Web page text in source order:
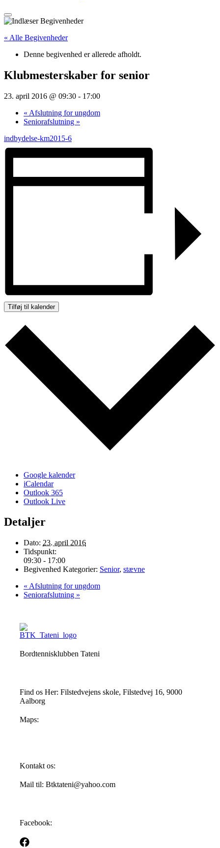
« Alle Begivenheder
Denne begivenhed er allerede afholdt.
Klubmesterskaber for senior
23. april 2016 @ 09:30 - 17:00
« Afslutning for ungdom
Seniorafslutning »
indbydelse-km2015-6
Tilføj til kalender
Google kalender
iCalendar
Outlook 365
Outlook Live
Detaljer
Dato: 23. april 2016
Tidspunkt:
09:30 - 17:00
Begivenhed Kategorier: Senior, stævne
« Afslutning for ungdom
Seniorafslutning »
Bordtennisklubben Tateni
Find os Her: Filstedvejens skole, Filstedvej 16, 9000
Aalborg
Maps:
Kontakt os:
Mail til: Btktateni@yahoo.com
Facebook: